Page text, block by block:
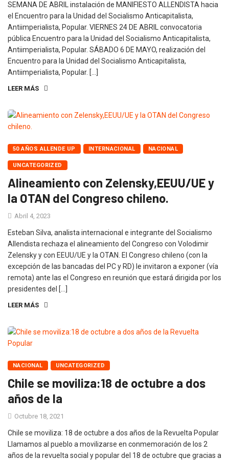
SEMANA DE ABRIL instalación de MANIFIESTO ALLENDISTA hacia
el Encuentro para la Unidad del Socialismo Anticapitalista,
Antiimperialista, Popular. VIERNES 24 DE ABRIL convocatoria
pública Encuentro para la Unidad del Socialismo Anticapitalista,
Antiimperialista, Popular. SÁBADO 6 DE MAYO, realización del
Encuentro para la Unidad del Socialismo Anticapitalista,
Antiimperialista, Popular. […]
LEER MÁS
50 AÑOS ALLENDE UP INTERNACIONAL NACIONAL
UNCATEGORIZED
Alineamiento con Zelensky,EEUU/UE y
la OTAN del Congreso chileno.
Abril 4, 2023
Esteban Silva, analista internacional e integrante del Socialismo
Allendista rechaza el alineamiento del Congreso con Volodimir
Zelensky y con EEUU/UE y la OTAN. El Congreso chileno (con la
excepción de las bancadas del PC y RD) le invitaron a exponer (vía
remota) ante las el Congreso en reunión que estará dirigida por los
presidentes del […]
LEER MÁS
NACIONAL UNCATEGORIZED
Chile se moviliza:18 de octubre a dos
años de la
Octubre 18, 2021
Chile se moviliza: 18 de octubre a dos años de la Revuelta Popular
Llamamos al pueblo a movilizarse en conmemoración de los 2
años de la revuelta social y popular del 18 de octubre que gracias a